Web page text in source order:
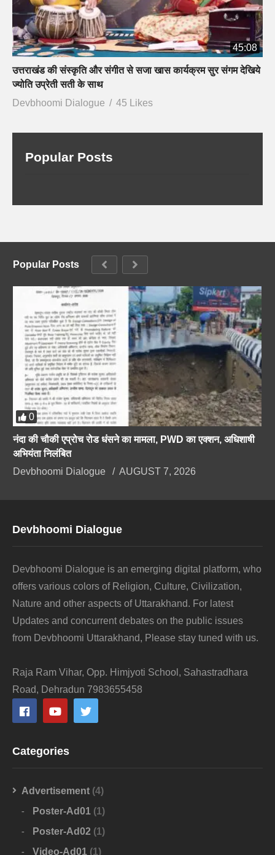
45:08
उत्तराखंड की संस्कृति और संगीत से सजा खास कार्यक्रम सुर संगम देखिये
ज्योति उप्रेती सती के साथ
Devbhoomi Dialogue
45 Likes
Popular Posts
Popular Posts
0
नंदा की चौकी एप्रोच रोड धंसने का मामला, PWD का एक्शन, अधिशाषी
अभियंता निलंबित
Devbhoomi Dialogue
AUGUST 7, 2026
Devbhoomi Dialogue
Devbhoomi Dialogue is an emerging digital platform, who
offers various colors of Religion, Culture, Civilization,
Nature and other aspects of Uttarakhand. For latest
Updates and concurrent debates on the public issues
from Devbhoomi Uttarakhand, Please stay tuned with us.
Raja Ram Vihar, Opp. Himjyoti School, Sahastradhara
Road, Dehradun 7983655458
Categories
Advertisement (4)
Poster-Ad01 (1)
Poster-Ad02 (1)
Video-Ad01 (1)